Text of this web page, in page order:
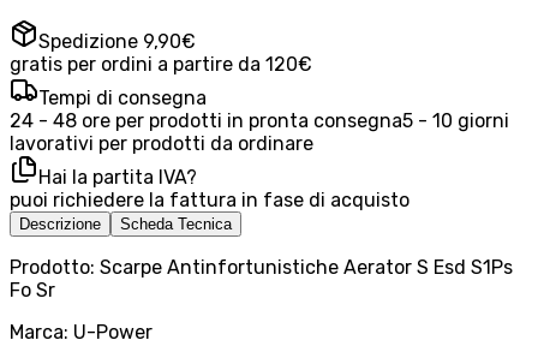
Spedizione 9,90€
gratis per ordini a partire da 120€
Tempi di consegna
24 - 48 ore per prodotti in pronta consegna5 - 10 giorni
lavorativi per prodotti da ordinare
Hai la partita IVA?
puoi richiedere la fattura in fase di acquisto
Descrizione Scheda Tecnica
Prodotto: Scarpe Antinfortunistiche Aerator S Esd S1Ps
Fo Sr
Marca: U-Power